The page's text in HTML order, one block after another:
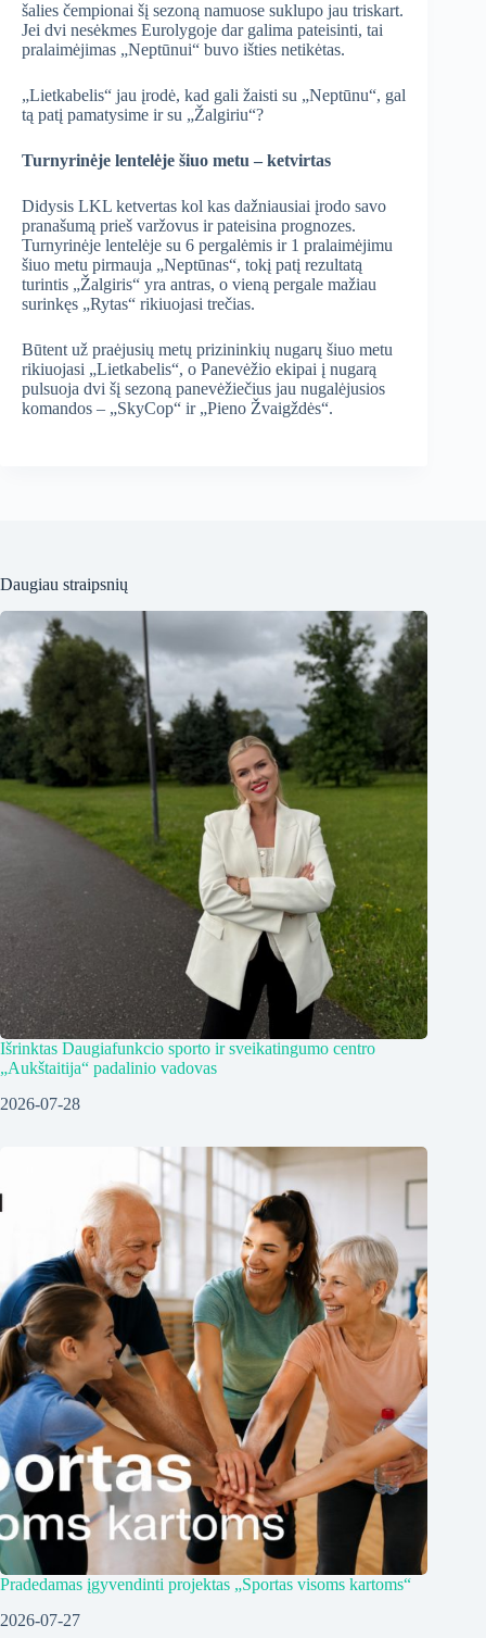
šalies čempionai šį sezoną namuose suklupo jau triskart.
Jei dvi nesėkmes Eurolygoje dar galima pateisinti, tai
pralaimėjimas „Neptūnui“ buvo išties netikėtas.
„Lietkabelis“ jau įrodė, kad gali žaisti su „Neptūnu“, gal
tą patį pamatysime ir su „Žalgiriu“?
Turnyrinėje lentelėje šiuo metu – ketvirtas
Didysis LKL ketvertas kol kas dažniausiai įrodo savo
pranašumą prieš varžovus ir pateisina prognozes.
Turnyrinėje lentelėje su 6 pergalėmis ir 1 pralaimėjimu
šiuo metu pirmauja „Neptūnas“, tokį patį rezultatą
turintis „Žalgiris“ yra antras, o vieną pergale mažiau
surinkęs „Rytas“ rikiuojasi trečias.
Būtent už praėjusių metų prizininkių nugarų šiuo metu
rikiuojasi „Lietkabelis“, o Panevėžio ekipai į nugarą
pulsuoja dvi šį sezoną panevėžiečius jau nugalėjusios
komandos – „SkyCop“ ir „Pieno Žvaigždės“.
Daugiau straipsnių
Išrinktas Daugiafunkcio sporto ir sveikatingumo centro
„Aukštaitija“ padalinio vadovas
2026-07-28
Pradedamas įgyvendinti projektas „Sportas visoms kartoms“
2026-07-27